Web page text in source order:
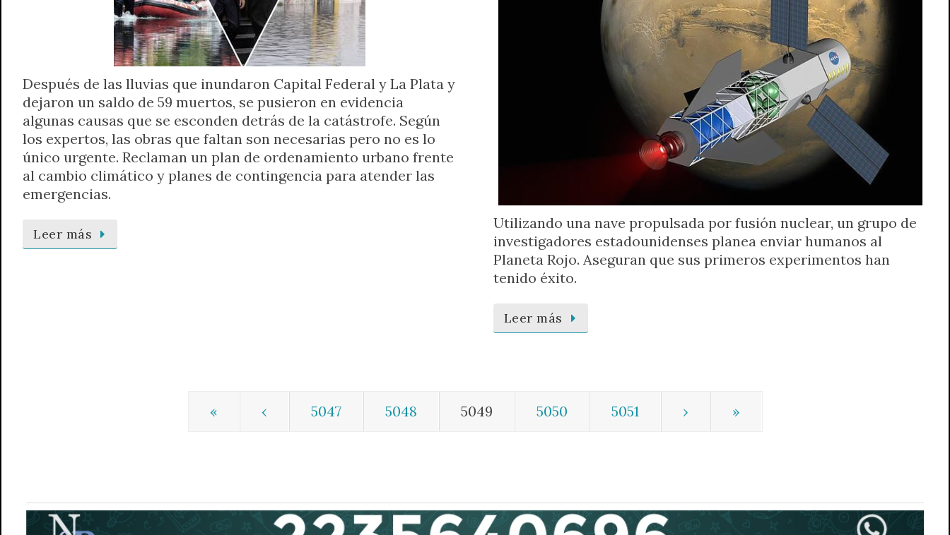
Después de las lluvias que inundaron Capital Federal y La Plata y
dejaron un saldo de 59 muertos, se pusieron en evidencia
algunas causas que se esconden detrás de la catástrofe. Según
los expertos, las obras que faltan son necesarias pero no es lo
único urgente. Reclaman un plan de ordenamiento urbano frente
al cambio climático y planes de contingencia para atender las
emergencias.
Leer más
Utilizando una nave propulsada por fusión nuclear, un grupo de
investigadores estadounidenses planea enviar humanos al
Planeta Rojo. Aseguran que sus primeros experimentos han
tenido éxito.
Leer más
« ‹ 5047 5048 5049 5050 5051 › »